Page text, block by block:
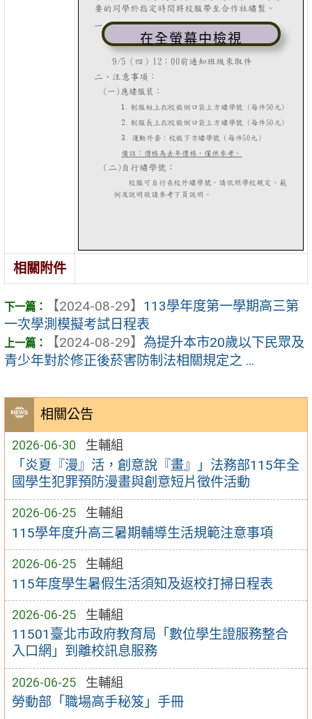
相關公告
2026-06-30 生輔組
「炎夏『漫』活，創意說『畫』」法務部115年全
國學生犯罪預防漫畫與創意短片徵件活動
2026-06-25 生輔組
115學年度升高三暑期輔導生活規範注意事項
2026-06-25 生輔組
115年度學生暑假生活須知及返校打掃日程表
2026-06-25 生輔組
11501臺北市政府教育局「數位學生證服務整合
入口網」到離校訊息服務
2026-06-25 生輔組
勞動部「職場高手秘笈」手冊
在全螢幕中檢視
相關附件
【2024-08-29】 113學年度第一學期高三第
一次學測模擬考試日程表
【2024-08-29】 為提升本市20歲以下民眾及
青少年對於修正後菸害防制法相關規定之 ...